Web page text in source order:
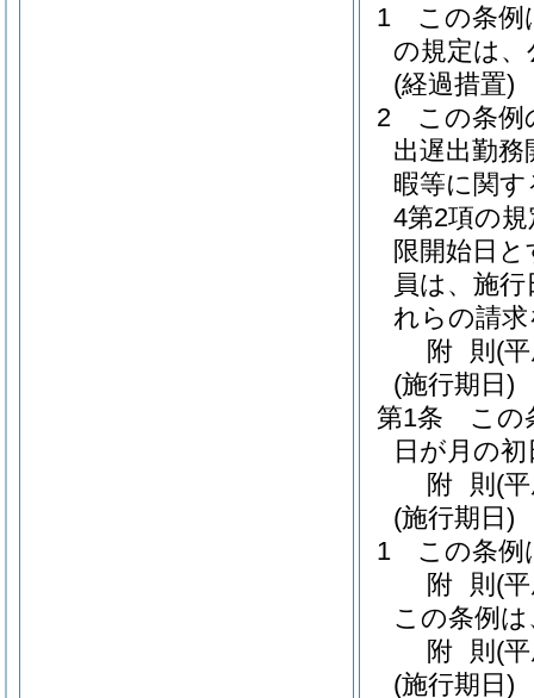
1
この条例
の規定は
(経過措置)
2
この条例
出遅出勤
暇等に関
4第2項の
限開始日
員は、施
れらの請
附 則 (
(施行期日)
第1条
この
日が月の
附 則 (
(施行期日)
1
この条例
附 則 (
この条例
附 則 (
(施行期日)